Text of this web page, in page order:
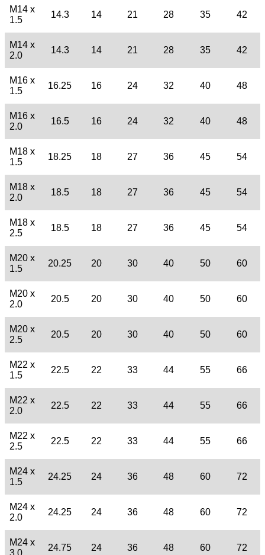
M14 x
1.5
14.3 14 21 28 35 42
M14 x
2.0
14.3 14 21 28 35 42
M16 x
1.5
16.25 16 24 32 40 48
M16 x
2.0
16.5 16 24 32 40 48
M18 x
1.5
18.25 18 27 36 45 54
M18 x
2.0
18.5 18 27 36 45 54
M18 x
2.5
18.5 18 27 36 45 54
M20 x
1.5
20.25 20 30 40 50 60
M20 x
2.0
20.5 20 30 40 50 60
M20 x
2.5
20.5 20 30 40 50 60
M22 x
1.5
22.5 22 33 44 55 66
M22 x
2.0
22.5 22 33 44 55 66
M22 x
2.5
22.5 22 33 44 55 66
M24 x
1.5
24.25 24 36 48 60 72
M24 x
2.0
24.25 24 36 48 60 72
M24 x
3.0
24.75 24 36 48 60 72